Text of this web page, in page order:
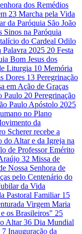
dos Remédios
23 Marcha pela Vida
da Paróquia São João
Sinos na Paróquia
do Cardeal Odilo
Palavra 2025 20 Festa
Bom Jesus dos
Liturgia 10 Memória
Dores 13 Peregrinação
em Ação de Graças
Paulo 20 Peregrinação
Paulo Apóstolo 2025
no Plano
da
Scherer recebe a
do Altar e da Igreja na
de Professor Emérito
32 Missa de
Nossa Senhora de
pelo Centenário do
da Vida
Pastoral Familiar 15
Virgem Maria
os Brasileiros" 25
Altar36 Dia Mundial
7 Inauguração da